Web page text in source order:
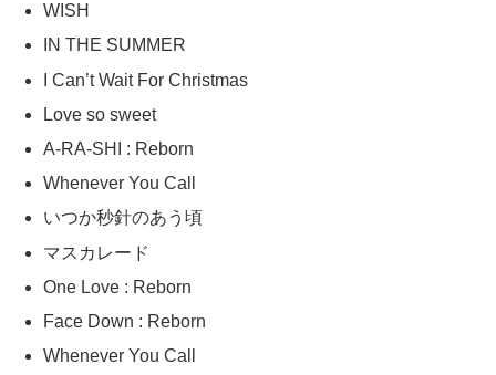
WISH
IN THE SUMMER
I Can’t Wait For Christmas
Love so sweet
A-RA-SHI : Reborn
Whenever You Call
いつか秒針のあう頃
マスカレード
One Love : Reborn
Face Down : Reborn
Whenever You Call